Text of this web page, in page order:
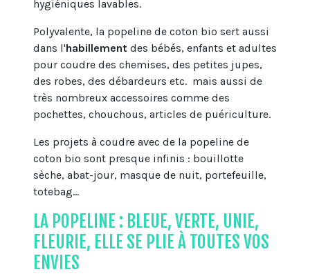
hygiéniques lavables.
Polyvalente, la popeline de coton bio sert aussi
dans l'habillement des bébés, enfants et adultes
pour coudre des chemises, des petites jupes,
des robes, des débardeurs etc. mais aussi de
très nombreux accessoires comme des
pochettes, chouchous, articles de puériculture.
Les projets à coudre avec de la popeline de
coton bio sont presque infinis : bouillotte
sèche, abat-jour, masque de nuit, portefeuille,
totebag...
LA POPELINE : BLEUE, VERTE, UNIE,
FLEURIE, ELLE SE PLIE À TOUTES VOS
ENVIES